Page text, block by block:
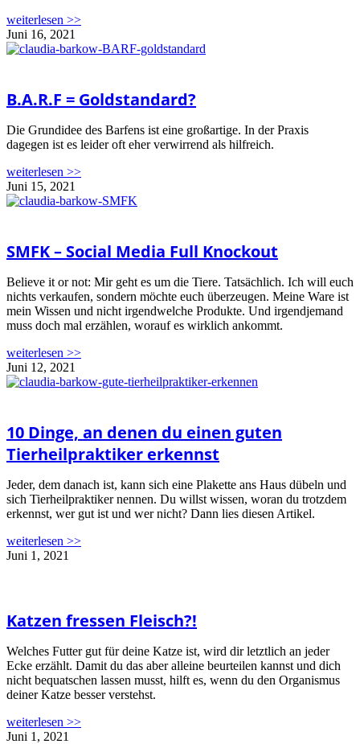
weiterlesen >>
Juni 16, 2021
B.A.R.F = Goldstandard?
Die Grundidee des Barfens ist eine großartige. In der Praxis
dagegen ist es leider oft eher verwirrend als hilfreich.
weiterlesen >>
Juni 15, 2021
SMFK – Social Media Full Knockout
Believe it or not: Mir geht es um die Tiere. Tatsächlich. Ich will euch
nichts verkaufen, sondern möchte euch überzeugen. Meine Ware ist
mein Wissen und nicht irgendwelche Produkte. Und irgendjemand
muss doch mal erzählen, worauf es wirklich ankommt.
weiterlesen >>
Juni 12, 2021
10 Dinge, an denen du einen guten
Tierheilpraktiker erkennst
Jeder, dem danach ist, kann sich eine Plakette ans Haus dübeln und
sich Tierheilpraktiker nennen. Du willst wissen, woran du trotzdem
erkennst, wer gut ist und wer nicht? Dann lies diesen Artikel.
weiterlesen >>
Juni 1, 2021
Katzen fressen Fleisch?!
Welches Futter gut für deine Katze ist, wird dir letztlich an jeder
Ecke erzählt. Damit du das aber alleine beurteilen kannst und dich
nicht bequatschen lassen musst, hilft es, wenn du den Organismus
deiner Katze besser verstehst.
weiterlesen >>
Juni 1, 2021